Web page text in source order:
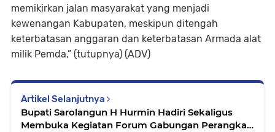
memikirkan jalan masyarakat yang menjadi
kewenangan Kabupaten, meskipun ditengah
keterbatasan anggaran dan keterbatasan Armada alat
milik Pemda,” (tutupnya) (ADV)
Artikel Selanjutnya
Bupati Sarolangun H Hurmin Hadiri Sekaligus
Membuka Kegiatan Forum Gabungan Perangkat